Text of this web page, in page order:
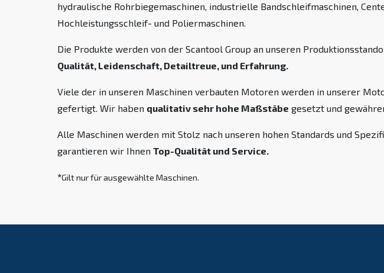
hydraulische Rohrbiegemaschinen, industrielle Bandschleifmaschinen,
Hochleistungsschleif- und Poliermaschinen.
Die Produkte werden von der Scantool Group an unseren
Qualität, Leidenschaft, Detailtreue, und Erfahrung.
Viele der in unseren Maschinen verbauten Motoren werden in unserer
gefertigt. Wir haben qualitativ sehr hohe Maßstäbe gesetzt und
Alle Maschinen werden mit Stolz nach unseren hohen Standards und
garantieren wir Ihnen Top-Qualität und Service.
*Gilt nur für ausgewählte Maschinen.